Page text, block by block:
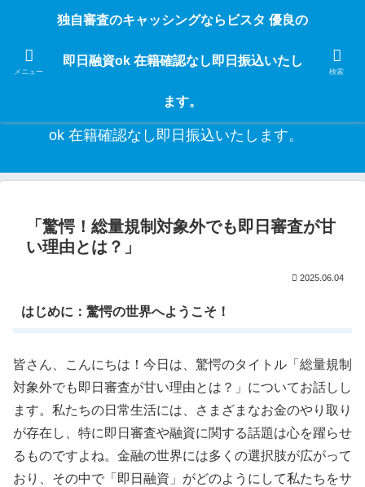
独自審査のフリーローンならビスタなら24時間365日 在籍確認なしで借りれる
な入用があっても安心！融資率97％！仕事をしている人ならブラックでも給料
日返済の１ヶ月融資で借りられるから安心！
独自審査のキャッシングならビスタ 優良の即日融資
ok 在籍確認なし即日振込いたします。
「驚愕！総量規制対象外でも即日審査が甘
い理由とは？」
2025.06.04
はじめに：驚愕の世界へようこそ！
皆さん、こんにちは！今日は、驚愕のタイトル「総量規制
対象外でも即日審査が甘い理由とは？」についてお話しし
ます。私たちの日常生活には、さまざまなお金のやり取り
が存在し、特に即日審査や融資に関する話題は心を躍らせ
るものですよね。金融の世界には多くの選択肢が広がって
おり、その中で「即日融資」がどのようにして私たちをサ
メニュー
独自審査のキャッシングならビスタ 優良の
即日融資ok 在籍確認なし即日振込いたし
ます。
検索